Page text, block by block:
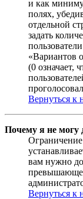
и как
полях,
отдельной
задать
«Вариантов
(0 означает,
Вернуться к
Почему я не могу
Ограничение
вам нужно
Вернуться к